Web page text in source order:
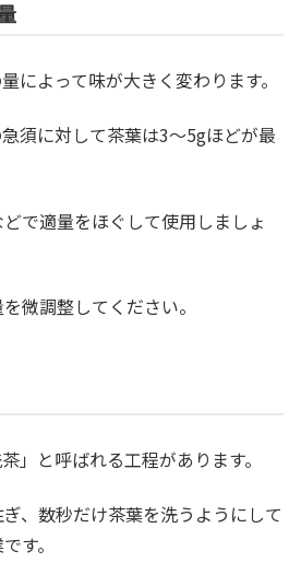
によって味が大きく変わります。
須に対して茶葉は3〜5gほどが最
で適量をほぐして使用しましょ
微調整してください。
」と呼ばれる工程があります。
、数秒だけ茶葉を洗うようにして
す。